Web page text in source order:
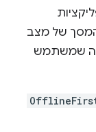
של מצב
שמשתמש